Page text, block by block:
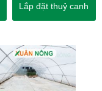
Lắp đặt thuỷ canh